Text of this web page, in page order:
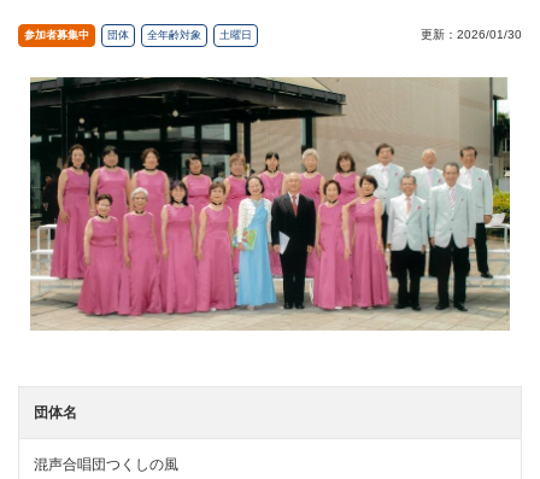
参加者募集中 団体 全年齢対象 土曜日 更新：2026/01/30
団体名
混声合唱団つくしの風